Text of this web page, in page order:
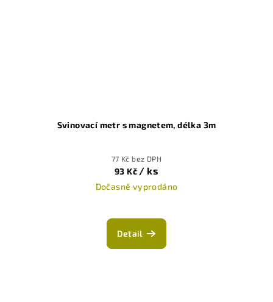
Svinovací metr s magnetem, délka 3m
77 Kč bez DPH
93 Kč / ks
Dočasně vyprodáno
Detail